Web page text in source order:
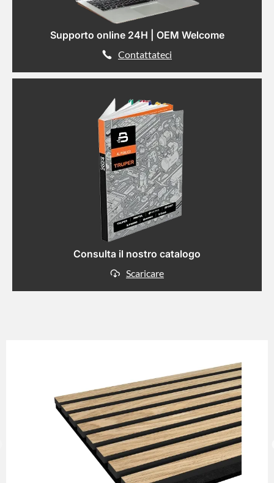
Supporto online 24H | OEM Welcome
Contattateci
Consulta il nostro catalogo
Scaricare